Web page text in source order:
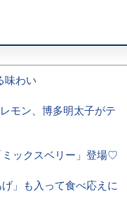
味わい
モン、博多明太子がテ
ミックスベリー」登場♡
」も入って食べ応えに